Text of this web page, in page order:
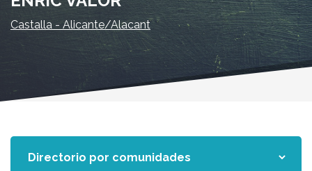
Castalla - Alicante/Alacant